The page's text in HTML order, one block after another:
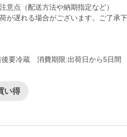
意点（配送方法や納期指定など）
が遅れる場合がございます。ご了承下
後要冷蔵 消費期限:出荷日から5日間
い得